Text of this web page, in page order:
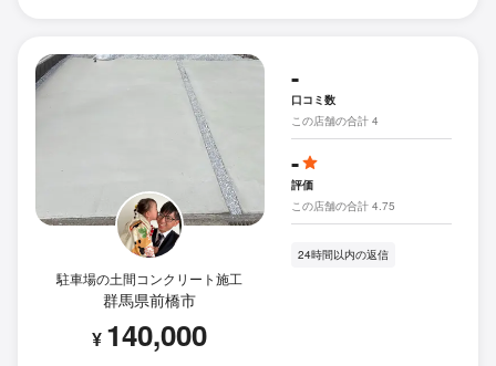
駐車場の土間コンクリート施工
群馬県前橋市
¥ 140,000
-
口コミ数
この店舗の合計 4
-
評価
この店舗の合計 4.75
24時間以内の返信